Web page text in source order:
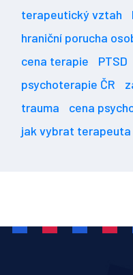
terapeutický vztah
hraniční porucha
cena terapie
PTSD
psychoterapie ČR
trauma
cena
jak vybrat terapeuta